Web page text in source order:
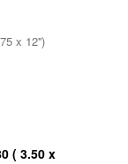
x 12'')